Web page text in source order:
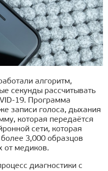
алгоритм,
секунды рассчитывать
19. Программа
записи голоса, дыхания
которая передаётся
сети, которая
3,000 образцов
от медиков.
диагностики с